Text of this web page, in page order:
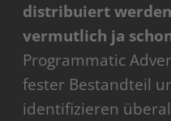
distribuiert
vermutlich ja
Programmatic
fester Bestandteil
identifizieren